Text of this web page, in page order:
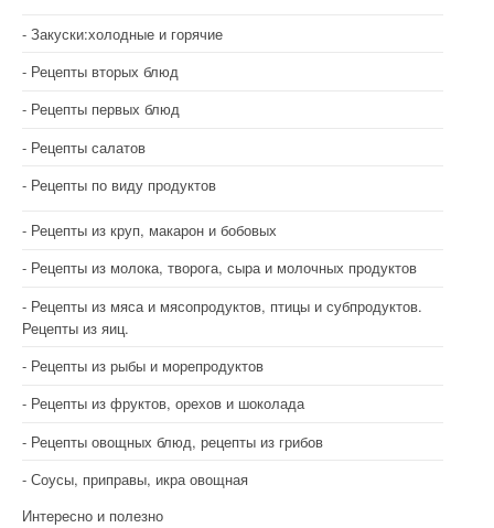
Закуски:холодные и горячие
Рецепты вторых блюд
Рецепты первых блюд
Рецепты салатов
Рецепты по виду продуктов
Рецепты из круп, макарон и бобовых
Рецепты из молока, творога, сыра и молочных продуктов
Рецепты из мяса и мясопродуктов, птицы и субпродуктов.
Рецепты из яиц.
Рецепты из рыбы и морепродуктов
Рецепты из фруктов, орехов и шоколада
Рецепты овощных блюд, рецепты из грибов
Соусы, приправы, икра овощная
Интересно и полезно